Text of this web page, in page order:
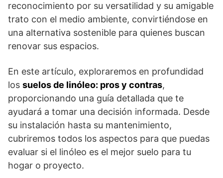
reconocimiento por su versatilidad y su amigable
trato con el medio ambiente, convirtiéndose en
una alternativa sostenible para quienes buscan
renovar sus espacios.
En este artículo, exploraremos en profundidad
los suelos de linóleo: pros y contras,
proporcionando una guía detallada que te
ayudará a tomar una decisión informada. Desde
su instalación hasta su mantenimiento,
cubriremos todos los aspectos para que puedas
evaluar si el linóleo es el mejor suelo para tu
hogar o proyecto.